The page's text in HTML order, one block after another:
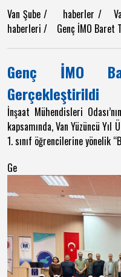
Van Şube/ haberler /
haberleri / Genç İMO Baret
Genç İMO
Gerçekleştirildi
İnşaat Mühendisleri Odası
kapsamında,Van Yüzüncü Yıl
1. sınıf öğrencilerine yönelik
Ge